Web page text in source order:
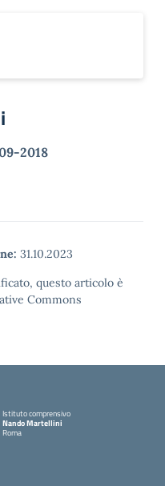
2018
31.10.2023
questo articolo è
Commons
Istituto comprensivo
Nando Martellini
Roma